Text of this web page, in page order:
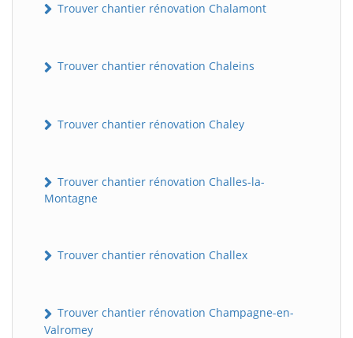
Trouver chantier rénovation Chalamont
Trouver chantier rénovation Chaleins
Trouver chantier rénovation Chaley
Trouver chantier rénovation Challes-la-
Montagne
Trouver chantier rénovation Challex
Trouver chantier rénovation Champagne-en-
Valromey